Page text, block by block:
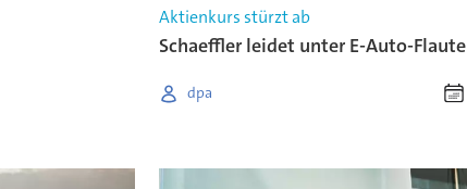
Aktienkurs stürzt ab
Schaeffler leidet unter E-Auto-Flaute
dpa